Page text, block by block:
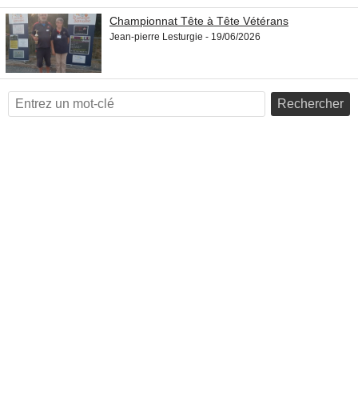
Championnat Tête à Tête Vétérans
Jean-pierre Lesturgie - 19/06/2026
Rechercher